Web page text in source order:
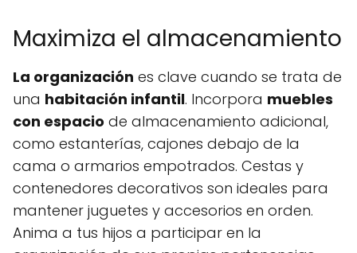
Maximiza el almacenamiento
La organización es clave cuando se trata de
una habitación infantil. Incorpora muebles
con espacio de almacenamiento adicional,
como estanterías, cajones debajo de la
cama o armarios empotrados. Cestas y
contenedores decorativos son ideales para
mantener juguetes y accesorios en orden.
Anima a tus hijos a participar en la